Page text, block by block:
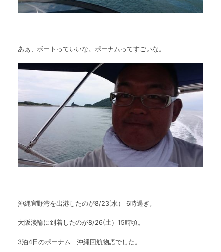
あぁ、ボートっていいな。ポーナムってすごいな。
沖縄宜野湾を出港したのが8/23(水） 6時過ぎ。
大阪淡輪に到着したのが8/26(土）15時頃。
3泊4日のポーナム 沖縄回航物語でした。